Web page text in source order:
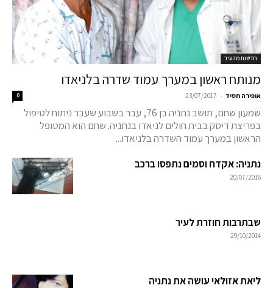
חדשות מהעיר
מנותח ראשון במערך עמוד שדרה בלניאדו
אופירה חסיד -
23/07/2017
0
שמעון שחם, תושב נתניה בן 76, עבר בשבוע שעבר ניתוח לטיפול
בפריצת דיסק בבית חולים לניאדו בנתניה. שחם הוא המטופל
הראשון במערך עמוד השדרה בלניאדו...
נתניה: אקדח וסמים נתפסו ברכב
20/07/2016
שבתרבות חוזרת לעיר
29/10/2014
ליאת אזולאי עושה את נתניה